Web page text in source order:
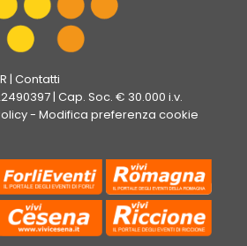
| Contatti
| Cap. Soc. € 30.000 i.v.
- Modifica preferenza cookie